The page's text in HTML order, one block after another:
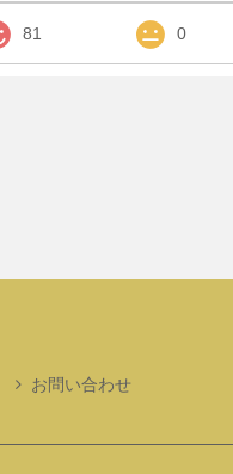
81 0
お問い合わせ